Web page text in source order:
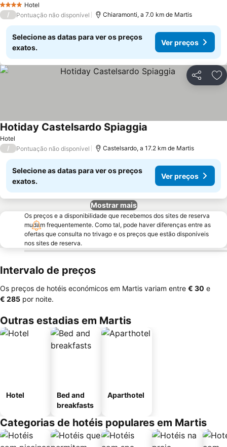
4 EstrelasHotel
/ Pontuação não disponível Chiaramonti, a 7.0 km de Martis
Selecione as datas para ver os preços
exatos.
Ver preços
Partilhar
Hotel
Hotiday Castelsardo Spiaggia
/ Pontuação não disponível Castelsardo, a 17.2 km de Martis
Selecione as datas para ver os preços
exatos.
Ver preços
Mostrar mais
Os preços e a disponibilidade que recebemos dos sites de reserva
mudam frequentemente. Como tal, pode haver diferenças entre as
ofertas que consulta no trivago e os preços que estão disponíveis
nos sites de reserva.
Intervalo de preços
Os preços de hotéis económicos em Martis variam entre ‎€ 30 e
‎€ 285 por noite.
Outras estadias em Martis
Hotel
Bed and
breakfasts
Aparthotel
Categorias de hotéis populares em Martis